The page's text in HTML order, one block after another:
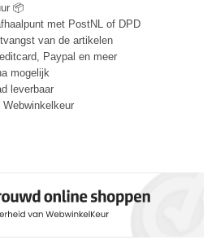
📦
met PostNL of DPD
van de artikelen
Paypal en meer
mogelijk
leverbaar